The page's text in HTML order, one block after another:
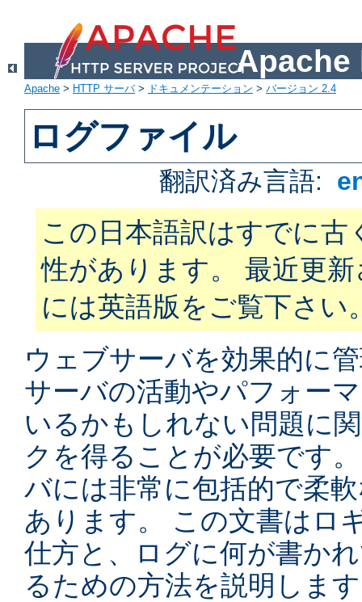
Apache
Apache > HTTP サーバ> ドキュメンテーション > バージョン 2.4
ログファイル
翻訳済み言語:
この日本語訳はすでに古
性があります。 最近更
には英語版をご覧下さい
ウェブサーバを効果的に
サーバの活動やパフォー
いるかもしれない問題に
クを得ることが必要です
バには非常に包括的で柔
あります。 この文書はロ
仕方と、ログに何が書か
るための方法を説明しま